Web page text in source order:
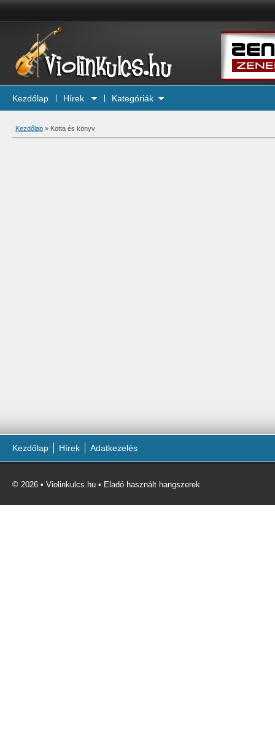
Kezdőlap Hírek Kategóriák
Kezdőlap » Kotta és könyv
Kezdőlap Hírek Adatkezelés
© 2026 • Violinkulcs.hu • Eladó használt hangszerek